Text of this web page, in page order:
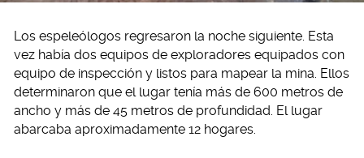
Los espeleólogos regresaron la noche siguiente. Esta
vez había dos equipos de exploradores equipados con
equipo de inspección y listos para mapear la mina. Ellos
determinaron que el lugar tenía más de 600 metros de
ancho y más de 45 metros de profundidad. El lugar
abarcaba aproximadamente 12 hogares.